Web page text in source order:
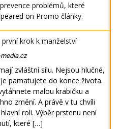
problémů, které
on Promo články.
krok k manželství
zvláštní sílu. Nejsou hlučné,
pamatujete do konce života.
malou krabičku a
změní. A právě v tu chvíli
roli. Výběr prstenu není
které […]